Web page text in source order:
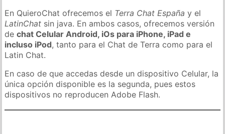
En QuieroChat ofrecemos el Terra Chat España y el
LatinChat sin java. En ambos casos, ofrecemos versión
dechat Celular Android, iOs para iPhone, iPad e
incluso iPod, tanto para el Chat de Terra como para el
Latin Chat.
En caso de que accedas desde un dispositivo Celular, la
única opción disponible es la segunda, pues estos
dispositivos no reproducen Adobe Flash.